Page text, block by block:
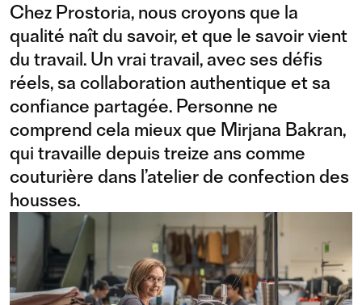
Chez Prostoria, nous croyons que la
qualité naît du savoir, et que le savoir vient
du travail. Un vrai travail, avec ses défis
réels, sa collaboration authentique et sa
confiance partagée. Personne ne
comprend cela mieux que Mirjana Bakran,
qui travaille depuis treize ans comme
couturière dans l’atelier de confection des
housses.